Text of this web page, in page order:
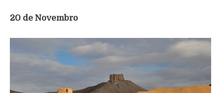
20 de Novembro